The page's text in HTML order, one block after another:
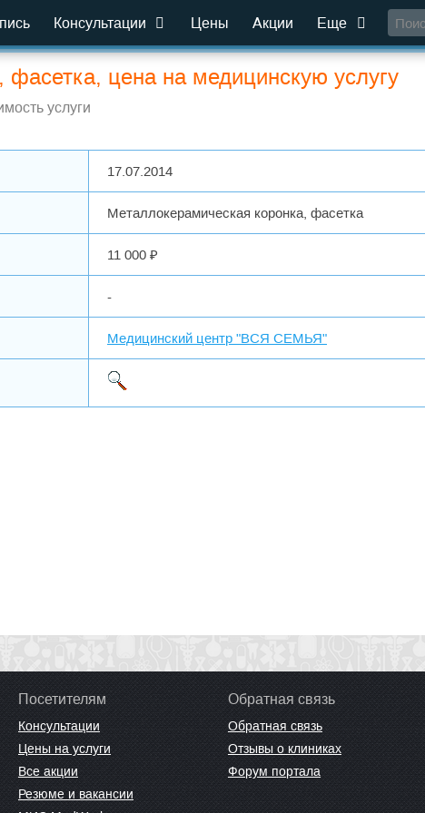
Консультации Цены Акции Еще
цена на медицинскую услугу
услуги
17.07.2014
Металлокерамическая коронка, фасетка
11 000 ₽
-
Медицинский центр "ВСЯ СЕМЬЯ"
Посетителям
Консультации
Цены на услуги
Все акции
Резюме и вакансии
Обратная связь
Обратная связь
Отзывы о клиниках
Форум портала